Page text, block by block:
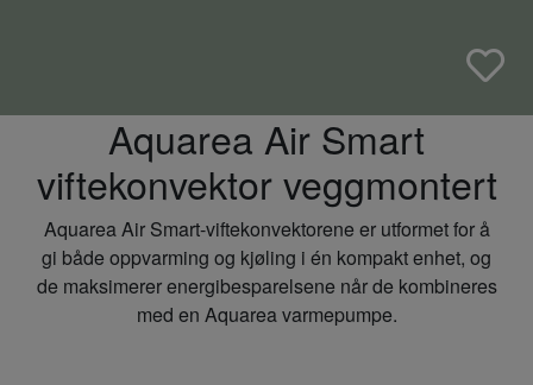
Aquarea Air Smart
viftekonvektor veggmontert
Aquarea Air Smart-viftekonvektorene er utformet for å
gi både oppvarming og kjøling i én kompakt enhet, og
de maksimerer energibesparelsene når de kombineres
med en Aquarea varmepumpe.